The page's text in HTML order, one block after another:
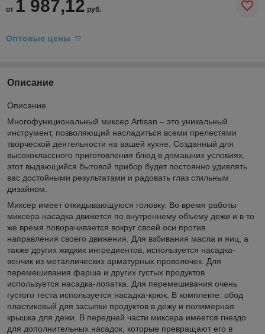
от 1 987,12 руб.
Оптовые цены
Описание
Описание
Многофункциональный миксер Artisan – это уникальный
инструмент, позволяющий насладиться всеми прелестями
творческой деятельности на вашей кухне. Созданный для
высококлассного приготовления блюд в домашних условиях,
этот выдающийся бытовой прибор будет постоянно удивлять
вас достойными результатами и радовать глаз стильным
дизайном.
Миксер имеет откидывающуюся головку. Во время работы
миксера насадка движется по внутреннему объему дежи и в то
же время поворачивается вокруг своей оси против
направления своего движения. Для взбивания масла и яиц, а
также других жидких ингредиентов, используется насадка-
венчик из металлических арматурных проволочек. Для
перемешивания фарша и других густых продуктов
используется насадка-лопатка. Для перемешивания очень
густого теста используется насадка-крюк. В комплекте: обод
пластиковый для засыпки продуктов в дежу и полимерная
крышка для дежи. В передней части миксера имеется гнездо
для дополнительных насадок, которые превращают его в